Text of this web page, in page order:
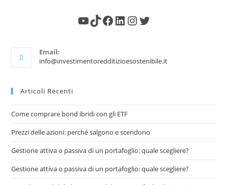
Email:
info@investimentoredditizioesostenibile.it
Articoli Recenti
Come comprare bond ibridi con gli ETF
Prezzi delle azioni: perché salgono e scendono
Gestione attiva o passiva di un portafoglio: quale scegliere?
Gestione attiva o passiva di un portafoglio: quale scegliere?